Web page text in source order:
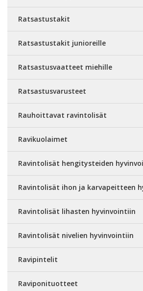
Ratsastustakit
Ratsastustakit junioreille
Ratsastusvaatteet miehille
Ratsastusvarusteet
Rauhoittavat ravintolisät
Ravikuolaimet
Ravintolisät hengitysteiden
Ravintolisät ihon ja karvapeitteen
Ravintolisät lihasten hyvinvointiin
Ravintolisät nivelien hyvinvointiin
Ravipintelit
Raviponituotteet